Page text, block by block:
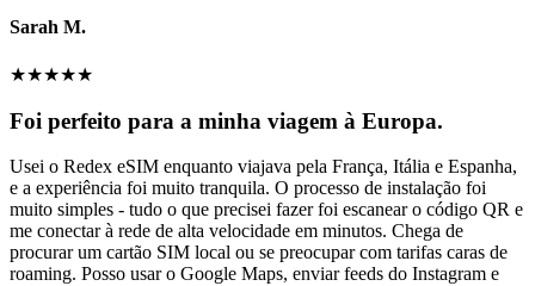
Sarah M.
★★★★★
Foi perfeito para a minha viagem à Europa.
Usei o Redex eSIM enquanto viajava pela França, Itália e Espanha,
e a experiência foi muito tranquila. O processo de instalação foi
muito simples - tudo o que precisei fazer foi escanear o código QR e
me conectar à rede de alta velocidade em minutos. Chega de
procurar um cartão SIM local ou se preocupar com tarifas caras de
roaming. Posso usar o Google Maps, enviar feeds do Instagram e